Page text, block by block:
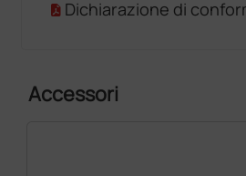
Dichiarazione di
Accessori